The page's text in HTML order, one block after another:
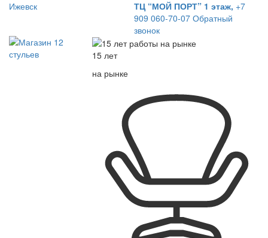
Ижевск ТЦ “МОЙ ПОРТ” 1 этаж, +7
909 060-70-07 Обратный
звонок
15 лет
на рынке